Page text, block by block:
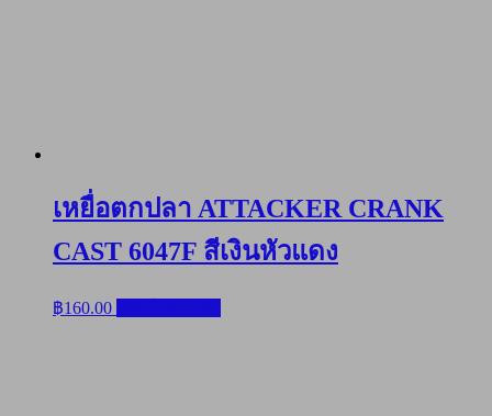
เหยื่อตกปลา ATTACKER CRANK
CAST 6047F สีเงินหัวแดง
฿160.00